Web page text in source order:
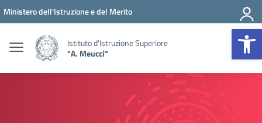
Vai ai contenuti
Vai al menu di navigazione
Vai al footer
Ministero dell'Istruzione e del Merito
Istituto d'Istruzione Superiore
"A. Meucci"